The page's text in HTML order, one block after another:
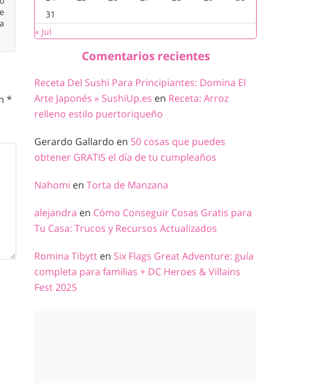
*
31
« Jul
Comentarios recientes
Receta Del Sushi Para Principiantes: Domina El
Arte Japonés » SushiUp.es en Receta: Arroz
relleno estilo puertoriqueño
Gerardo Gallardo en 50 cosas que puedes
obtener GRATIS el día de tu cumpleaños
Nahomi en Torta de Manzana
alejandra en Cómo Conseguir Cosas Gratis para
Tu Casa: Trucos y Recursos Actualizados
Romina Tibytt en Six Flags Great Adventure: guía
completa para familias + DC Heroes & Villains
Fest 2025